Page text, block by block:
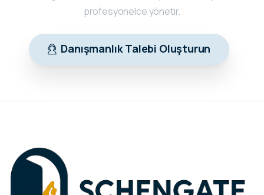
profesyonelce yönetir.
Danışmanlık Talebi Oluşturun